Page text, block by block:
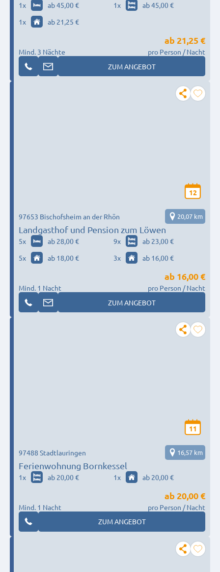
1x ab 45,00 € 1x
ab 45,00 €
1x ab 21,25 €
Mind. 3 Nächte
ab 21,25 €
pro Person / Nacht
ZUM ANGEBOT
12
Landgasthof und Pension zum Löwen
97653 Bischofsheim an der Rhön 20,07 km
5x ab 28,00 € 9x
ab 23,00 €
5x ab 18,00 € 3x ab 16,00 €
Mind. 1 Nacht
ab 16,00 €
pro Person / Nacht
ZUM ANGEBOT
11
Ferienwohnung Bornkessel
97488 Stadtlauringen 16,57 km
1x ab 20,00 € 1x ab 20,00 €
Mind. 1 Nacht
ab 20,00 €
pro Person / Nacht
ZUM ANGEBOT